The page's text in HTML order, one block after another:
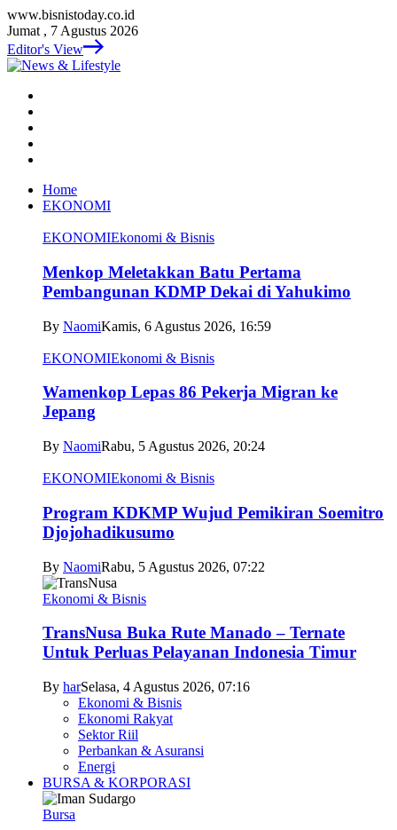
www.bisnistoday.co.id
Jumat , 7 Agustus 2026
Editor's View
Home
EKONOMI
EKONOMIEkonomi & Bisnis
Menkop Meletakkan Batu Pertama
Pembangunan KDMP Dekai di Yahukimo
By NaomiKamis, 6 Agustus 2026, 16:59
EKONOMIEkonomi & Bisnis
Wamenkop Lepas 86 Pekerja Migran ke
Jepang
By NaomiRabu, 5 Agustus 2026, 20:24
EKONOMIEkonomi & Bisnis
Program KDKMP Wujud Pemikiran Soemitro
Djojohadikusumo
By NaomiRabu, 5 Agustus 2026, 07:22
Ekonomi & Bisnis
TransNusa Buka Rute Manado – Ternate
Untuk Perluas Pelayanan Indonesia Timur
By harSelasa, 4 Agustus 2026, 07:16
Ekonomi & Bisnis
Ekonomi Rakyat
Sektor Riil
Perbankan & Asuransi
Energi
BURSA & KORPORASI
Bursa